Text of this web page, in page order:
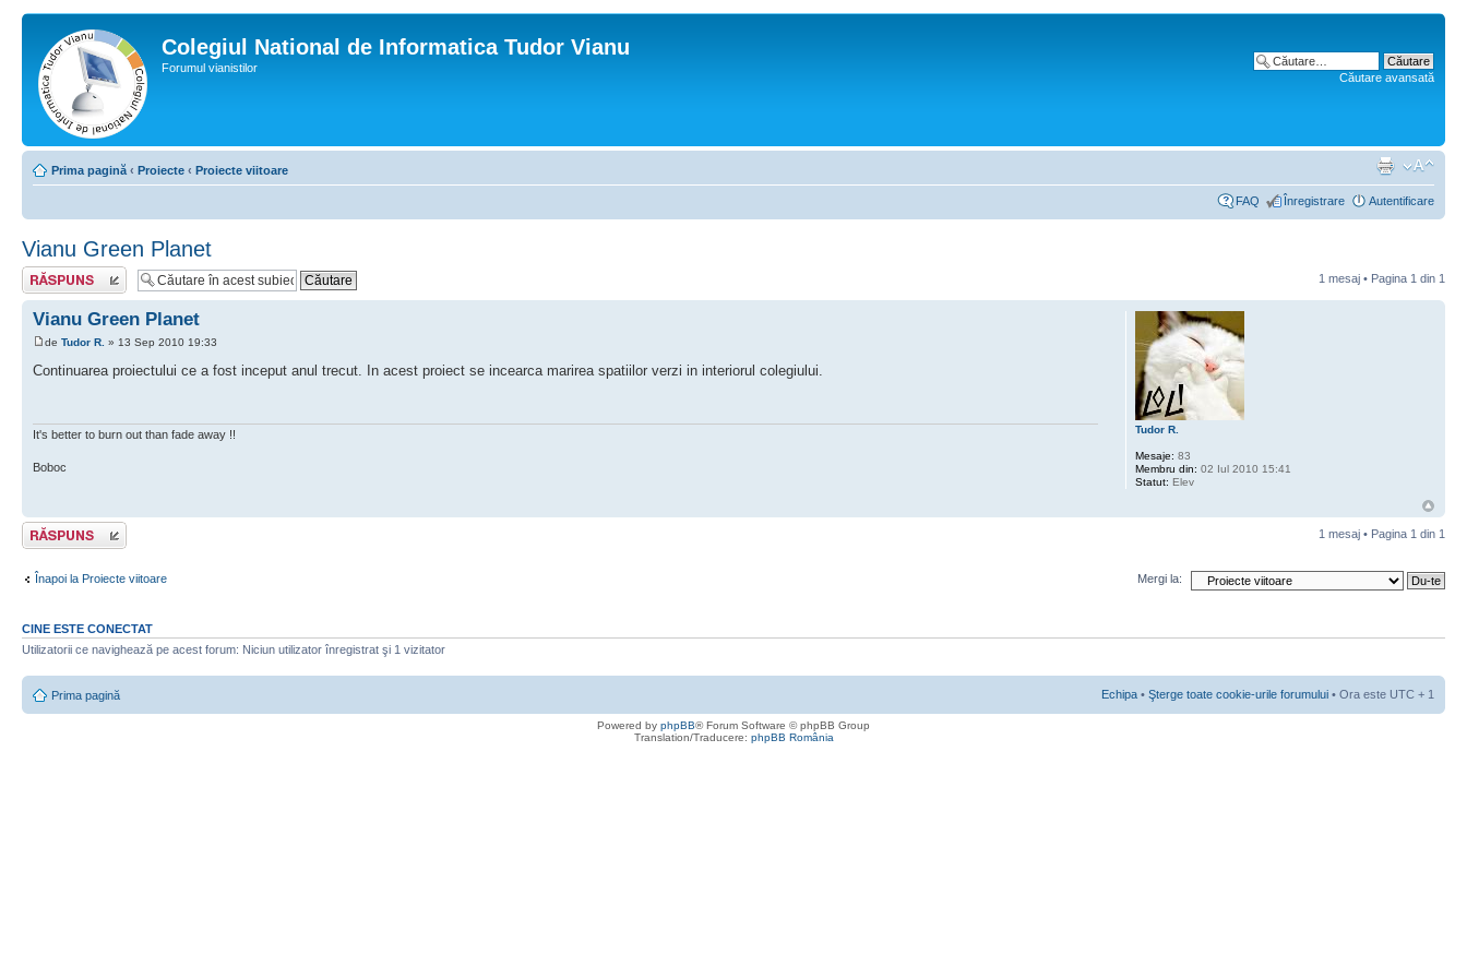
Colegiul National de Informatica Tudor Vianu
Forumul vianistilor
Căutare avansată
Prima pagină ‹ Proiecte ‹ Proiecte viitoare
FAQ Înregistrare Autentificare
Vianu Green Planet
Scrie un răspuns 1 mesaj • Pagina 1 din 1
Vianu Green Planet
de Tudor R. » 13 Sep 2010 19:33
Continuarea proiectului ce a fost inceput anul trecut. In acest proiect se incearca marirea spatiilor verzi in interiorul colegiului.
It's better to burn out than fade away !!
Boboc
Tudor R.
Mesaje: 83
Membru din: 02 Iul 2010 15:41
Statut: Elev
Scrie un răspuns 1 mesaj • Pagina 1 din 1
Înapoi la Proiecte viitoare Mergi la:
CINE ESTE CONECTAT
Utilizatorii ce navighează pe acest forum: Niciun utilizator înregistrat şi 1 vizitator
Prima pagină Echipa • Şterge toate cookie-urile forumului • Ora este UTC + 1
Powered by phpBB® Forum Software © phpBB Group
Translation/Traducere: phpBB România